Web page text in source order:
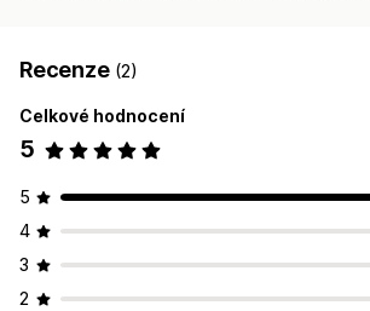
Recenze (2)
Celkové hodnocení
5
5
4
3
2